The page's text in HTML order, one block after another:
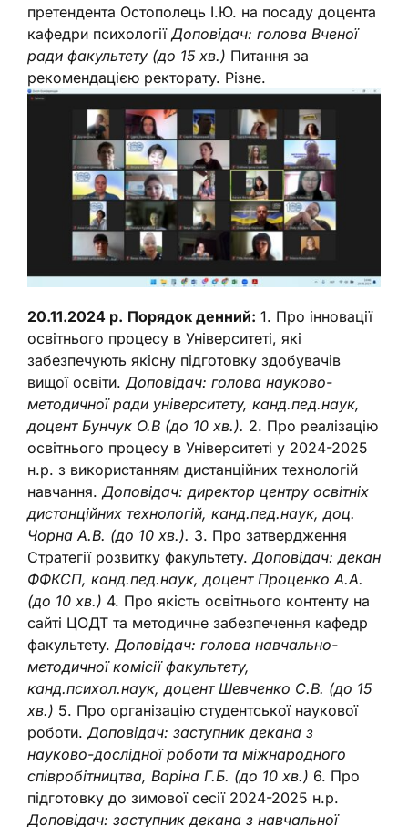
претендента Остополець І.Ю. на посаду доцента
кафедри психології Доповідач: голова Вченої
ради факультету (до 15 хв.) Питання за
рекомендацією ректорату. Різне.
20.11.2024 р. Порядок денний: 1. Про інновації
освітнього процесу в Університеті, які
забезпечують якісну підготовку здобувачів
вищої освіти. Доповідач: голова науково-
методичної ради університету, канд.пед.наук,
доцент Бунчук О.В (до 10 хв.). 2. Про реалізацію
освітнього процесу в Університеті у 2024-2025
н.р. з використанням дистанційних технологій
навчання. Доповідач: директор центру освітніх
дистанційних технологій, канд.пед.наук, доц.
Чорна А.В. (до 10 хв.). 3. Про затвердження
Стратегії розвитку факультету. Доповідач: декан
ФФКСП, канд.пед.наук, доцент Проценко А.А.
(до 10 хв.) 4. Про якість освітнього контенту на
сайті ЦОДТ та методичне забезпечення кафедр
факультету. Доповідач: голова навчально-
методичної комісії факультету,
канд.психол.наук, доцент Шевченко С.В. (до 15
хв.) 5. Про організацію студентської наукової
роботи. Доповідач: заступник декана з
науково-дослідної роботи та міжнародного
співробітництва, Варіна Г.Б. (до 10 хв.) 6. Про
підготовку до зимової сесії 2024-2025 н.р.
Доповідач: заступник декана з навчальної